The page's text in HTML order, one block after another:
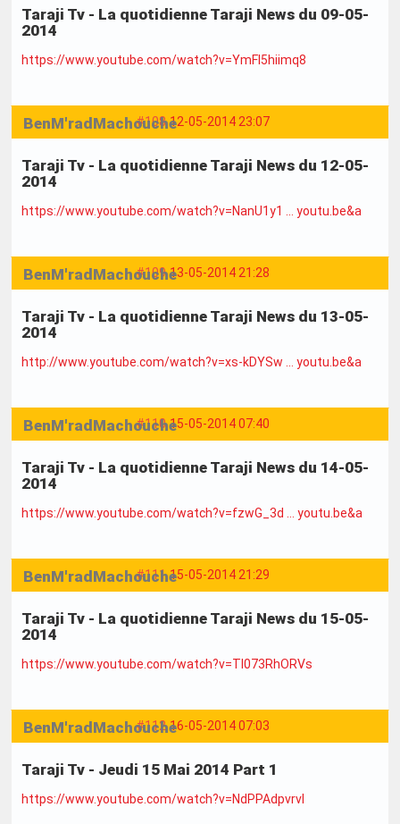
Taraji Tv - La quotidienne Taraji News du 09-05-
2014
https://www.youtube.com/watch?v=YmFl5hiimq8
#108 12-05-2014 23:07
BenM'radMachouche
Taraji Tv - La quotidienne Taraji News du 12-05-
2014
https://www.youtube.com/watch?v=NanU1y1 … youtu.be&a
#109 13-05-2014 21:28
BenM'radMachouche
Taraji Tv - La quotidienne Taraji News du 13-05-
2014
http://www.youtube.com/watch?v=xs-kDYSw … youtu.be&a
#110 15-05-2014 07:40
BenM'radMachouche
Taraji Tv - La quotidienne Taraji News du 14-05-
2014
https://www.youtube.com/watch?v=fzwG_3d … youtu.be&a
#111 15-05-2014 21:29
BenM'radMachouche
Taraji Tv - La quotidienne Taraji News du 15-05-
2014
https://www.youtube.com/watch?v=Tl073RhORVs
#112 16-05-2014 07:03
BenM'radMachouche
Taraji Tv - Jeudi 15 Mai 2014 Part 1
https://www.youtube.com/watch?v=NdPPAdpvrvI